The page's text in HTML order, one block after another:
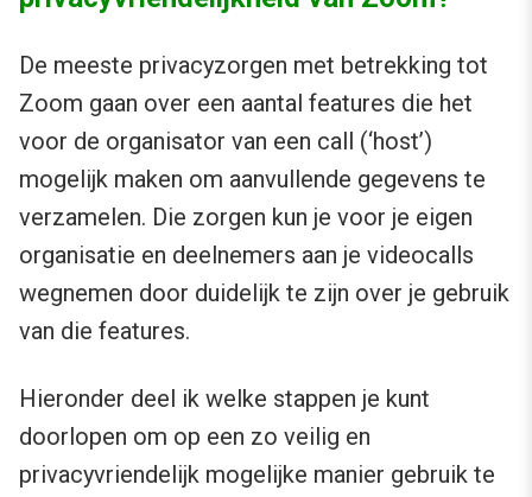
De meeste privacyzorgen met betrekking tot
Zoom gaan over een aantal features die het
voor de organisator van een call (‘host’)
mogelijk maken om aanvullende gegevens te
verzamelen. Die zorgen kun je voor je eigen
organisatie en deelnemers aan je videocalls
wegnemen door duidelijk te zijn over je gebruik
van die features.
Hieronder deel ik welke stappen je kunt
doorlopen om op een zo veilig en
privacyvriendelijk mogelijke manier gebruik te